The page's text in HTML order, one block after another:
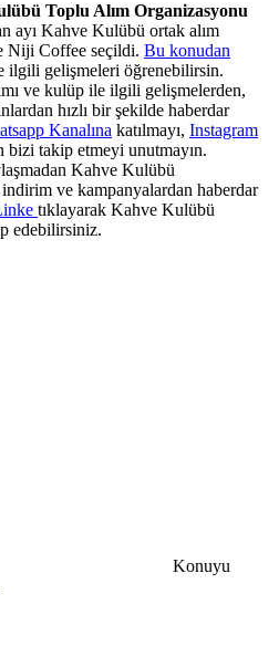
Toplu Alım Organizasyonu
ayı Kahve Kulübü ortak alım
Niji Coffee seçildi. Bu konudan
ilgili gelişmeleri öğrenebilirsin.
ve kulüp ile ilgili gelişmelerden,
hızlı bir şekilde haberdar
Kanalına katılmayı, Instagram
bizi takip etmeyi unutmayın.
Kahve Kulübü
ve kampanyalardan haberdar
tıklayarak Kahve Kulübü
edebilirsiniz.
Konuyu